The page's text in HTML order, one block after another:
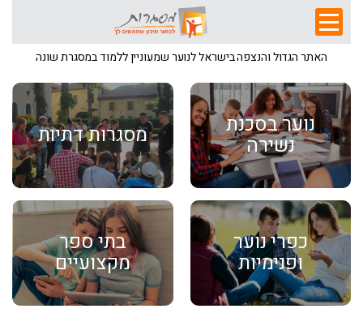
האתר הגדול והנצפה בישראל לנוער שמעוניין ללמוד במסגרת שונה
מסגרות דתיות נוער בסכנת
נשירה
בתי ספר
מקצועיים
כפרי נוער
ופנימיות